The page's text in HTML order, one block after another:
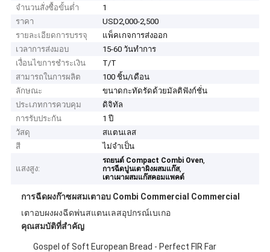
จำนวนสั่งซื้อขั้นต่ำ
1
ราคา
USD2,000-2,500
รายละเอียดการบรรจุ
แพ็คเกจการส่งออก
เวลาการส่งมอบ
15-60 วันทำการ
เงื่อนไขการชำระเงิน
T/T
สามารถในการผลิต
100 ชิ้น/เดือน
ลักษณะ
ขนาดกะทัดรัดด้วยมัลติฟังก์ชั่น
ประเภทการควบคุม
ดิจิทัล
การรับประกัน
1 ปี
วัสดุ
สแตนเลส
สี
ไม่จําเป็น
แสงสูง:
รถยนต์ Compact Combi Oven,
การฉีดปูนเตาผิงผสมแก๊ส,
เตาเผาผสมแก๊สคอมแพคต์
การฉีดผงก๊าซผสมเตาอบ Combi Commercial Commercial
เตาอบผงผงฉีดพ่นสแตนเลสอุปกรณ์เบเกอ
คุณสมบัติที่สำคัญ
Gospel of Soft European Bread - Perfect FIR Far